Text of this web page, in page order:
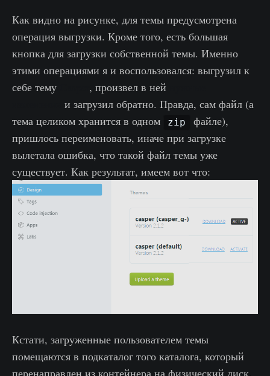
Как видно на рисунке, для темы предусмотрена
операция выгрузки. Кроме того, есть большая
кнопка для загрузки собственной темы. Именно
этими операциями я и воспользовался: выгрузил к
себе тему
, произвел в ней
и загрузил обратно. Правда, сам файл (а
тема целиком хранится в одном
zip
файле),
пришлось переименовать, иначе при загрузке
вылетала ошибка, что такой файл темы уже
существует. Как результат, имеем вот что:
Кстати, загруженные пользователем темы
помещаются в подкаталог того каталога, который
перенаправлен из контейнера на физический диск.